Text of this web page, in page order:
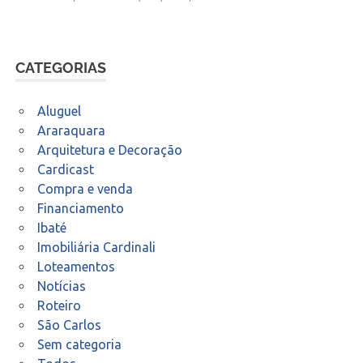
CATEGORIAS
Aluguel
Araraquara
Arquitetura e Decoração
Cardicast
Compra e venda
Financiamento
Ibaté
Imobiliária Cardinali
Loteamentos
Notícias
Roteiro
São Carlos
Sem categoria